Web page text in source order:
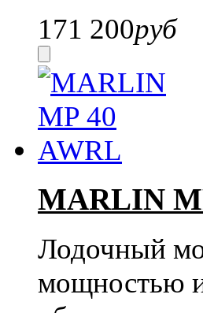
171 200руб
MARLIN
Лодочный
мощностью